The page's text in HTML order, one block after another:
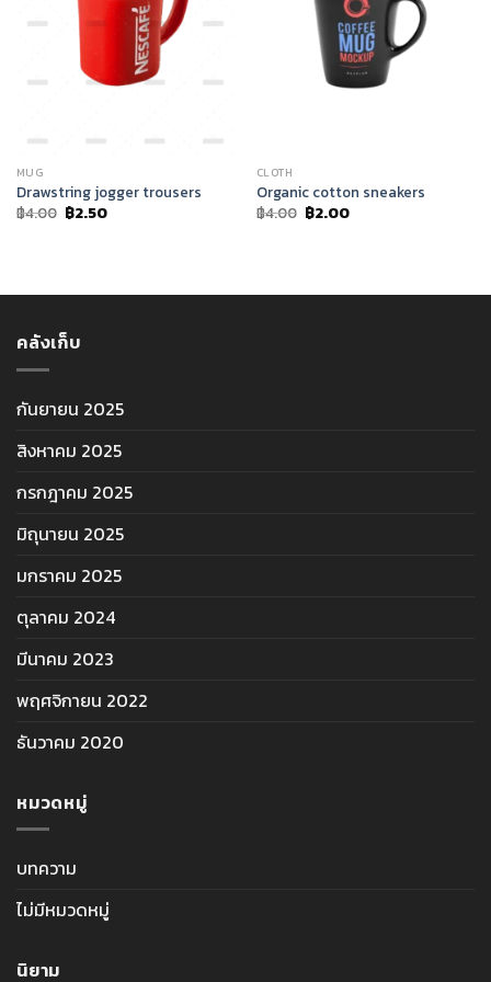
MUG
Drawstring jogger trousers
฿4.00 Original
price
฿2.50Current
CLOTH
Organic cotton sneakers
฿4.00 Original
price
฿2.00Current
คลังเก็บ
กันยายน 2025
สิงหาคม 2025
กรกฎาคม 2025
มิถุนายน 2025
มกราคม 2025
ตุลาคม 2024
มีนาคม 2023
พฤศจิกายน 2022
ธันวาคม 2020
หมวดหมู่
บทความ
ไม่มีหมวดหมู่
นิยาม